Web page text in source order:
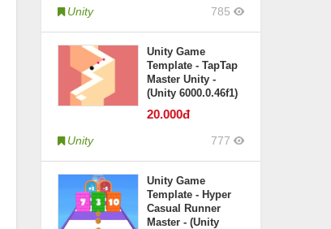
Unity 785
Unity Game
Template - TapTap
Master Unity -
(Unity 6000.0.46f1)
20.000đ
Unity 777
Unity Game
Template - Hyper
Casual Runner
Master - (Unity